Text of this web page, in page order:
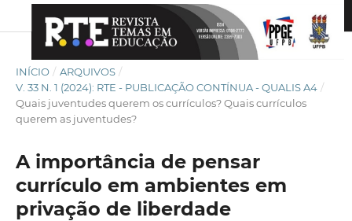
INÍCIO / ARQUIVOS /
V. 33 N. 1 (2024): RTE - PUBLICAÇÃO CONTÍNUA - QUALIS A4 /
Quais juventudes querem os currículos? Quais currículos
querem as juventudes?
A importância de pensar
currículo em ambientes em
privação de liberdade